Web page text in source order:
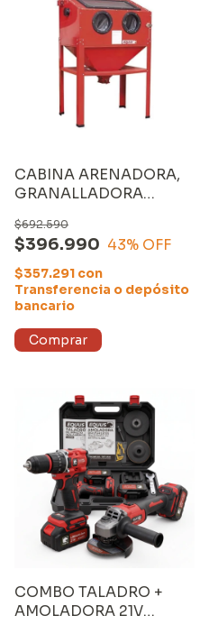
CABINA ARENADORA,
GRANALLADORA
$396.990
$692.590
43% OFF
$357.291 con
Transferencia o depósito
bancario
COMBO TALADRO +
AMOLADORA 21V